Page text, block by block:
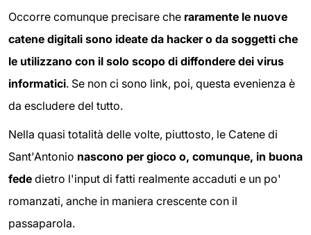
Occorre comunque precisare che raramente le nuove
catene digitali sono ideate da hacker o da soggetti che
le utilizzano con il solo scopo di diffondere dei virus
informatici. Se non ci sono link, poi, questa evenienza è
da escludere del tutto.
Nella quasi totalità delle volte, piuttosto, le Catene di
Sant'Antonio nascono per gioco o, comunque, in buona
fede dietro l'input di fatti realmente accaduti e un po'
romanzati, anche in maniera crescente con il
passaparola.